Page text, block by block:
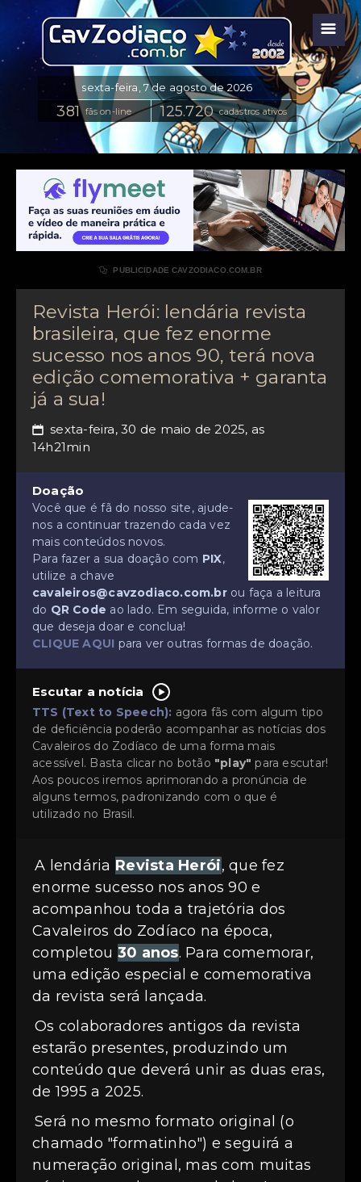
☰
fãs on-line cadastros ativos
 PUBLICIDADE CAVZODIACO.COM.BR
Revista Herói: lendária revista
brasileira, que fez enorme
sucesso nos anos 90, terá nova
edição comemorativa + garanta
já a sua!
📅 sexta-feira, 30 de maio de 2025, as
14h21min
Doação
Você que é fã do nosso site, ajude-
nos a continuar trazendo cada vez
mais conteúdos novos.
Para fazer a sua doação com PIX,
utilize a chave
cavaleiros@cavzodiaco.com.brou faça a leitura
do QR Code ao lado. Em seguida, informe o valor
que deseja doar e conclua!
CLIQUE AQUI para ver outras formas de doação.
Escutar a notícia
TTS (Text to Speech): agora fãs com algum tipo
de deficiência poderão acompanhar as notícias dos
Cavaleiros do Zodíaco de uma forma mais
acessível. Basta clicar no botão "play" para escutar!
Aos poucos iremos aprimorando a pronúncia de
alguns termos, padronizando com o que é
utilizado no Brasil.
A lendária Revista Herói, que fez
enorme sucesso nos anos 90 e
acompanhou toda a trajetória dos
Cavaleiros do Zodíaco na época,
completou 30 anos. Para comemorar,
uma edição especial e comemorativa
da revista será lançada.
Os colaboradores antigos da revista
estarão presentes, produzindo um
conteúdo que deverá unir as duas eras,
de 1995 a 2025.
Será no mesmo formato original (o
chamado "formatinho") e seguirá a
numeração original, mas com muitas